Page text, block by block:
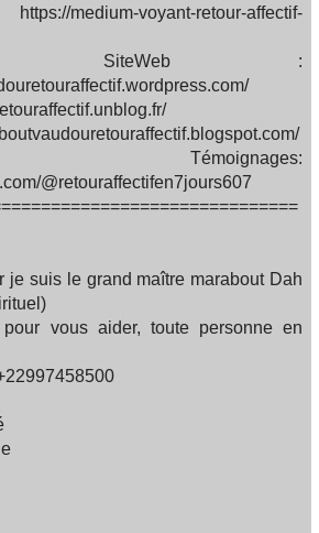
medium-voyant-retour-affectif-
:
@retouraffectifen7jours607
je suis le grand maître marabout Dah
vous aider, toute personne en